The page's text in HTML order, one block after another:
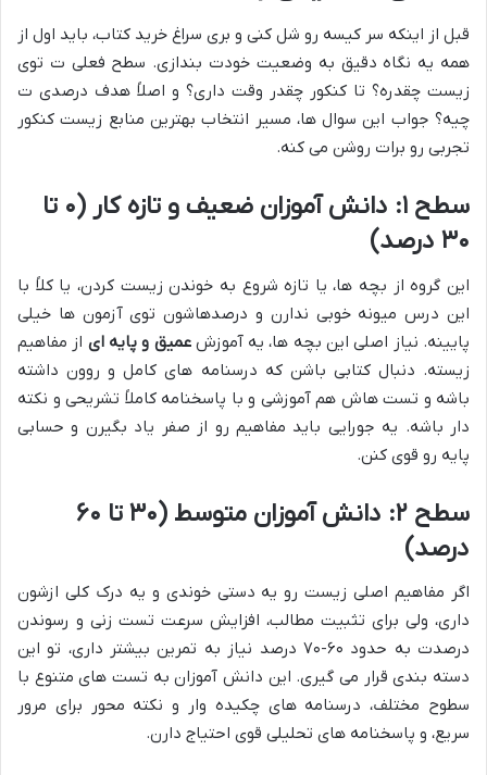
قبل از اینکه سر کیسه رو شل کنی و بری سراغ خرید کتاب، باید اول از
همه یه نگاه دقیق به وضعیت خودت بندازی. سطح فعلی ت توی
زیست چقدره؟ تا کنکور چقدر وقت داری؟ و اصلاً هدف درصدی ت
چیه؟ جواب این سوال ها، مسیر انتخاب بهترین منابع زیست کنکور
تجربی رو برات روشن می کنه.
سطح ۱: دانش آموزان ضعیف و تازه کار (۰ تا
۳۰ درصد)
این گروه از بچه ها، یا تازه شروع به خوندن زیست کردن، یا کلاً با
این درس میونه خوبی ندارن و درصدهاشون توی آزمون ها خیلی
پایینه. نیاز اصلی این بچه ها، یه آموزشعمیق و پایه ای از مفاهیم
زیسته. دنبال کتابی باشن که درسنامه های کامل و روون داشته
باشه و تست هاش هم آموزشی و با پاسخنامه کاملاً تشریحی و نکته
دار باشه. یه جورایی باید مفاهیم رو از صفر یاد بگیرن و حسابی
پایه رو قوی کنن.
سطح ۲: دانش آموزان متوسط (۳۰ تا ۶۰
درصد)
اگر مفاهیم اصلی زیست رو یه دستی خوندی و یه درک کلی ازشون
داری، ولی برای تثبیت مطالب، افزایش سرعت تست زنی و رسوندن
درصدت به حدود ۶۰-۷۰ درصد نیاز به تمرین بیشتر داری، تو این
دسته بندی قرار می گیری. این دانش آموزان به تست های متنوع با
سطوح مختلف، درسنامه های چکیده وار و نکته محور برای مرور
سریع، و پاسخنامه های تحلیلی قوی احتیاج دارن.